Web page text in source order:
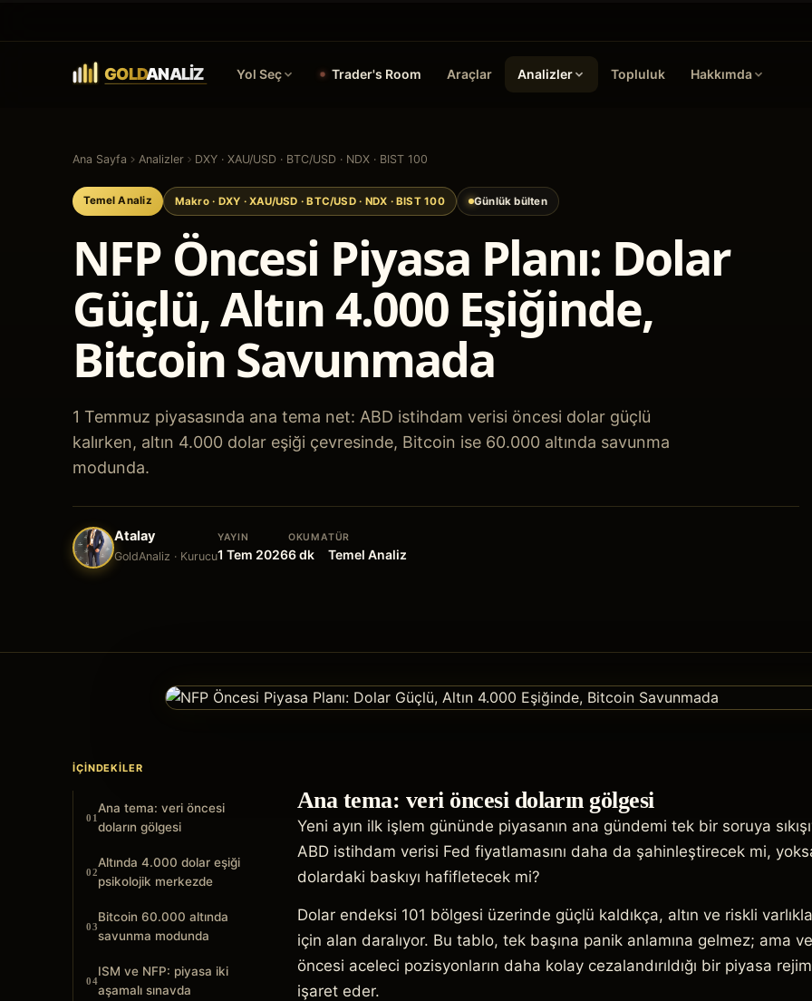
Yol Seç Trader's Room Araçlar Analizler Topluluk Hakkımda
Ana Sayfa Analizler DXY · XAU/USD · BTC/USD · NDX · BIST 100
Temel Analiz Makro· DXY · XAU/USD · BTC/USD · NDX · BIST 100 Günlük bülten
NFP Öncesi Piyasa Planı: Dolar
Güçlü, Altın 4.000 Eşiğinde,
Bitcoin Savunmada
1 Temmuz piyasasında ana tema net: ABD istihdam verisi öncesi dolar güçlü
kalırken, altın 4.000 dolar eşiği çevresinde, Bitcoin ise 60.000 altında savunma
modunda.
Atalay
GoldAnaliz · Kurucu
YAYIN
1 Tem 2026
OKUMA
6dk
TÜR
Temel Analiz
İÇINDEKILER
01
Ana tema: veri öncesi
doların gölgesi
02
Altında 4.000 dolar eşiği
psikolojik merkezde
03
Bitcoin 60.000 altında
savunma modunda
04
ISM ve NFP: piyasa iki
aşamalı sınavda
Ana tema: veri öncesi doların gölgesi
Yeni ayın ilk işlem gününde piyasanın ana gündemi tek bir soruya
ABD istihdam verisi Fed fiyatlamasını daha da şahinleştirecek mi,
dolardaki baskıyı hafifletecek mi?
Dolar endeksi 101 bölgesi üzerinde güçlü kaldıkça, altın ve riskli
için alan daralıyor. Bu tablo, tek başına panik anlamına gelmez; ama
öncesi aceleci pozisyonların daha kolay cezalandırıldığı bir piyasa
işaret eder.